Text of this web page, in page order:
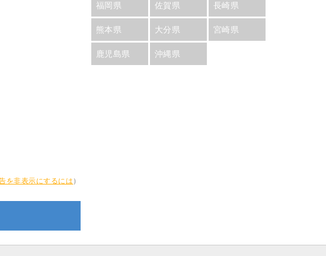
を非表示にするには ）
福岡県 佐賀県 長崎県
熊本県 大分県 宮崎県
鹿児島県 沖縄県